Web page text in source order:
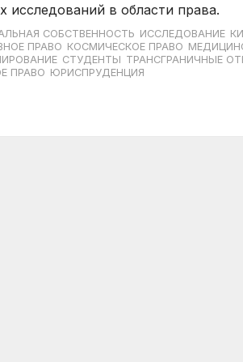
исследований в области права.
СОБСТВЕННОСТЬ ИССЛЕДОВАНИЕ
ПРАВО КОСМИЧЕСКОЕ ПРАВО
СТУДЕНТЫ ТРАНСГРАНИЧНЫЕ
ПРАВО ЮРИСПРУДЕНЦИЯ